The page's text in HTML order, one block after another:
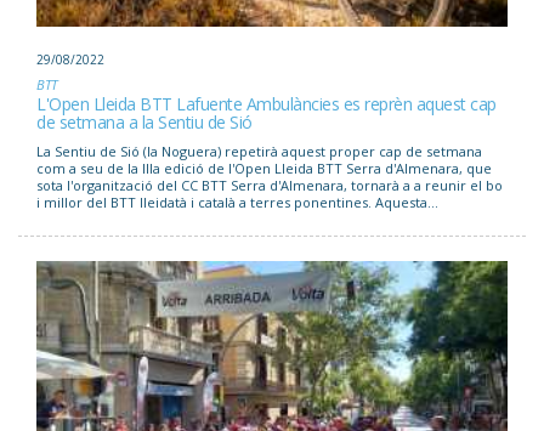
29/08/2022
BTT
L'Open Lleida BTT Lafuente Ambulàncies es reprèn aquest cap
de setmana a la Sentiu de Sió
La Sentiu de Sió (la Noguera) repetirà aquest proper cap de setmana
com a seu de la IIIa edició de l'Open Lleida BTT Serra d'Almenara, que
sota l'organització del CC BTT Serra d'Almenara, tornarà a a reunir el bo
i millor del BTT lleidatà i català a terres ponentines. Aquesta...